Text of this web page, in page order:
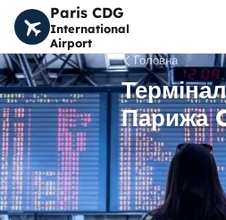
Paris CDG
International
Airport
Головна
Парижа